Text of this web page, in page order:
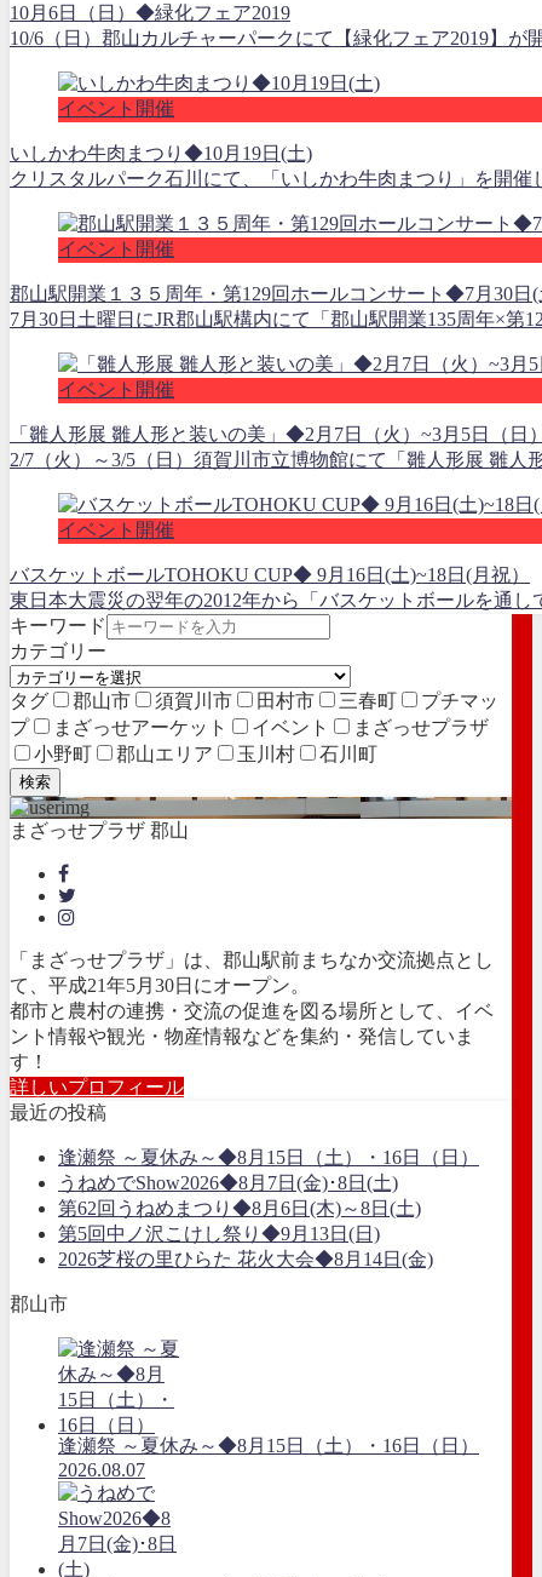
10月6日（日）◆緑化フェア2019
10/6（日）郡山カルチャーパークにて【緑化フェア2019】
イベント開催
いしかわ牛肉まつり◆10月19日(土)
クリスタルパーク石川にて、「いしかわ牛肉まつり」を開
イベント開催
郡山駅開業１３５周年・第129回ホールコンサート◆7月30日(
7月30日土曜日にJR郡山駅構内にて「郡山駅開業135周年×
イベント開催
「雛人形展 雛人形と装いの美」◆2月7日（火）~3月5日（日
2/7（火）～3/5（日）須賀川市立博物館にて「雛人形展 雛
イベント開催
バスケットボールTOHOKU CUP◆ 9月16日(土)~18日(月祝）
東日本大震災の翌年の2012年から「バスケットボールを通
キーワード
カテゴリー
タグ 郡山市 須賀川市 田村市 三春町
プチマッ
プ
まざっせアーケット イベント
まざっせプラザ
小野町
郡山エリア 玉川村 石川町
検索
まざっせプラザ 郡山
「まざっせプラザ」は、郡山駅前まちなか交流拠点とし
て、平成21年5月30日にオープン。
都市と農村の連携・交流の促進を図る場所として、イベ
ント情報や観光・物産情報などを集約・発信していま
す！
詳しいプロフィール
最近の投稿
逢瀬祭 ～夏休み～◆8月15日（土）・16日（日）
うねめでShow2026◆8月7日(金)･8日(土)
第62回うねめまつり◆8月6日(木)～8日(土)
第5回中ノ沢こけし祭り◆9月13日(日)
2026芝桜の里ひらた 花火大会◆8月14日(金)
郡山市
逢瀬祭 ～夏休み～◆8月15日（土）・16日（日）
2026.08.07